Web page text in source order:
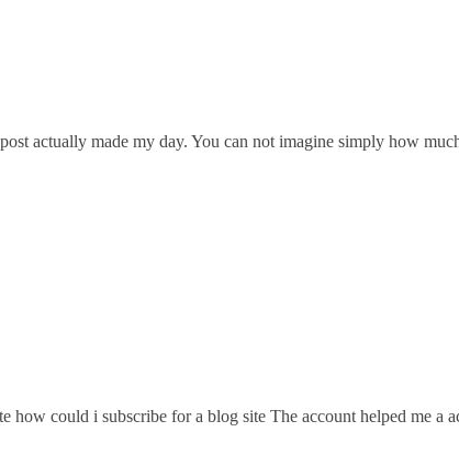
actually made my day. You can not imagine simply how
could i subscribe for a blog site The account helped me a